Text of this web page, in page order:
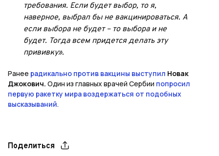
требования. Если будет выбор, то я,
наверное, выбрал бы не вакцинироваться. А
если выбора не будет – то выбора и не
будет. Тогда всем придется делать эту
прививку».
Ранее радикально против вакцины выступил Новак
Джокович. Один из главных врачей Сербии попросил
первую ракетку мира воздержаться от подобных
высказываний.
Поделиться